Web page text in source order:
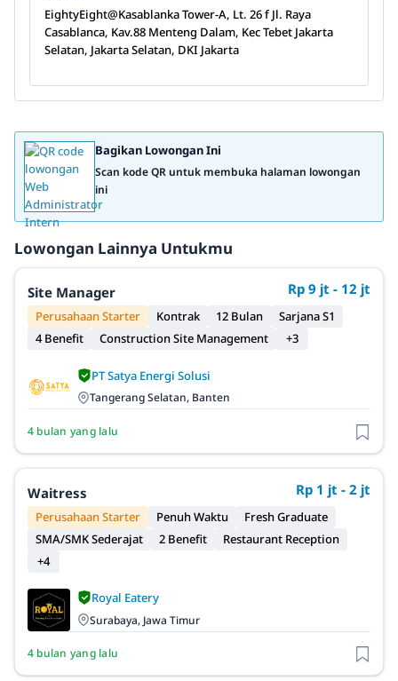
EightyEight@Kasablanka Tower-A, Lt. 26 f Jl. Raya
Casablanca, Kav.88 Menteng Dalam, Kec Tebet Jakarta
Selatan, Jakarta Selatan, DKI Jakarta
Bagikan Lowongan Ini
Scan kode QR untuk membuka halaman lowongan
ini
Lowongan Lainnya Untukmu
Site Manager Rp 9 jt - 12 jt
Perusahaan Starter Kontrak 12 Bulan
Sarjana S1
4 Benefit
Construction Site Management +3
PT Satya Energi Solusi
Tangerang Selatan, Banten
4 bulan yang lalu
Waitress Rp 1 jt - 2 jt
Perusahaan Starter Penuh Waktu
Fresh Graduate
SMA/SMK Sederajat
2 Benefit
Restaurant Reception
+4
Royal Eatery
Surabaya, Jawa Timur
4 bulan yang lalu